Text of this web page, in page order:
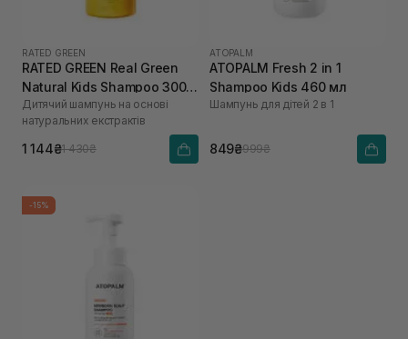
RATED GREEN
RATED GREEN Real Green
Natural Kids Shampoo 300
мл
Дитячий шампунь на основі
натуральних екстрактів
1 144₴1 430₴
ATOPALM
ATOPALM Fresh 2 in 1
Shampoo Kids 460 мл
Шампунь для дітей 2 в 1
849₴999₴
-15%